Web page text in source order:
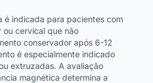
é indicada para pacientes com
ou cervical que não
conservador após 6-12
é especialmente indicado
extruzadas. A avaliação
magnética determina a